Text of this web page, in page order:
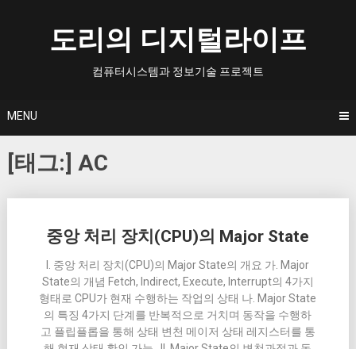
도리의 디지털라이프
컴퓨터시스템과 정보기술 프로젝트
MENU
[태그:] AC
중앙 처리 장치(CPU)의 Major State
I. 중앙 처리 장치(CPU)의 Major State의 개요 가. Major
State의 개념 Fetch, Indirect, Execute, Interrupt의 4가지
형태로 CPU가 현재 수행하는 작업의 상태 나. Major State
의 특징 4가지 단계를 반복적으로 거치며 동작을 수행하
고 플립플롭을 통해 상태 변천 메이저 상태 레지스터를 통
navigation